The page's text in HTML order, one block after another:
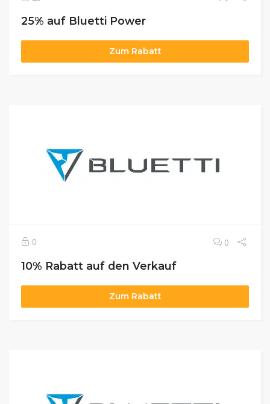
25% auf Bluetti Power
Zum Rabatt
0 0
10% Rabatt auf den Verkauf
Zum Rabatt